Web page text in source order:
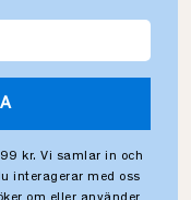
kr. Vi samlar in och
interagerar med oss